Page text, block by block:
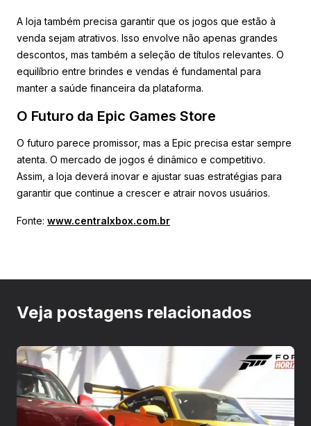
A loja também precisa garantir que os jogos que estão à
venda sejam atrativos. Isso envolve não apenas grandes
descontos, mas também a seleção de títulos relevantes. O
equilíbrio entre brindes e vendas é fundamental para
manter a saúde financeira da plataforma.
O Futuro da Epic Games Store
O futuro parece promissor, mas a Epic precisa estar sempre
atenta. O mercado de jogos é dinâmico e competitivo.
Assim, a loja deverá inovar e ajustar suas estratégias para
garantir que continue a crescer e atrair novos usuários.
Fonte: www.centralxbox.com.br
Veja postagens relacionados